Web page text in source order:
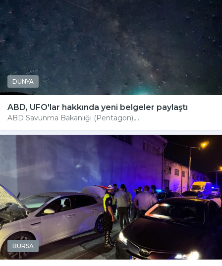
DÜNYA
ABD, UFO'lar hakkında yeni belgeler paylaştı
ABD Savunma Bakanlığı (Pentagon),...
BURSA